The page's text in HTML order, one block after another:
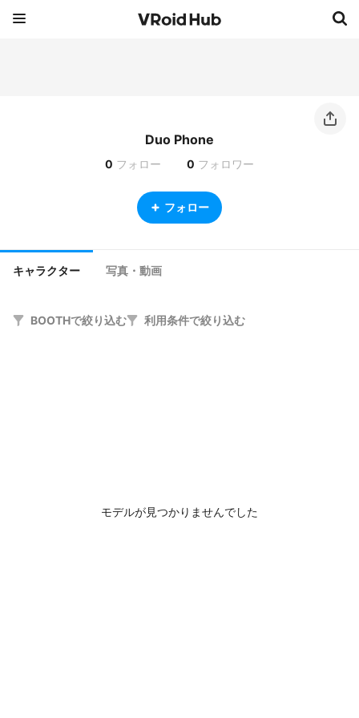
Duo Phone
0 フォロー 0 フォロワー
フォロー
キャラクター 写真・動画
BOOTHで絞り込む 利用条件で絞り込む
モデルが見つかりませんでした